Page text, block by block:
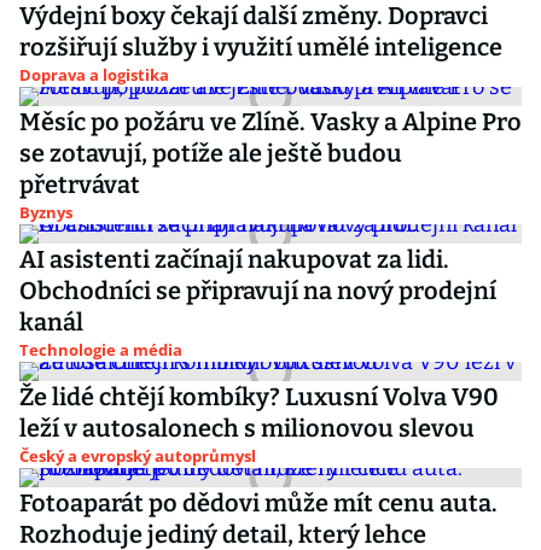
Výdejní boxy čekají další změny. Dopravci
rozšiřují služby i využití umělé inteligence
Doprava a logistika
Měsíc po požáru ve Zlíně. Vasky a Alpine Pro
se zotavují, potíže ale ještě budou
přetrvávat
Byznys
AI asistenti začínají nakupovat za lidi.
Obchodníci se připravují na nový prodejní
kanál
Technologie a média
Že lidé chtějí kombíky? Luxusní Volva V90
leží v autosalonech s milionovou slevou
Český a evropský autoprůmysl
Fotoaparát po dědovi může mít cenu auta.
Rozhoduje jediný detail, který lehce